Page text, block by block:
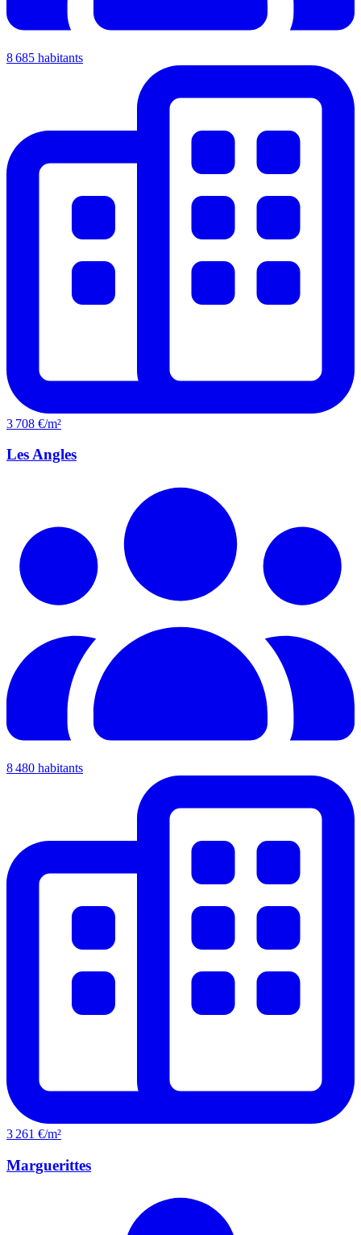
8 685 habitants
3 708 €/m²
Les Angles
8 480 habitants
3 261 €/m²
Marguerittes